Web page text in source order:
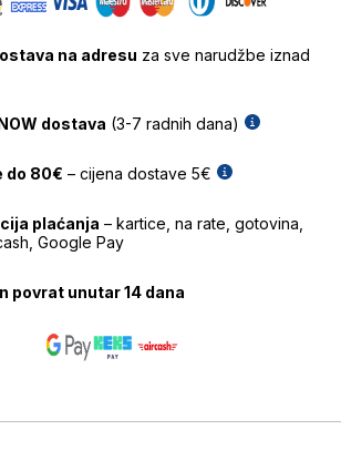
na adresu za sve narudžbe iznad
dostava (3-7 radnih dana)
do 80€ – cijena dostave 5€
plaćanja – kartice, na rate, gotovina,
Google Pay
povrat unutar 14 dana